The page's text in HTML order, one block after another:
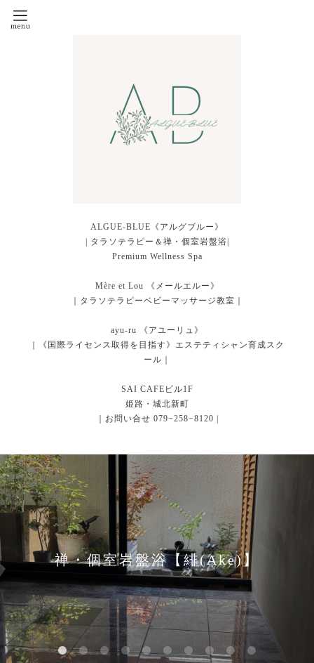
ALGUE-BLUE《アルグブルー》
| タラソテラピー＆禅・個室岩盤浴|
Premium Wellness Spa
Mère et Lou 《メールエルー》
｜タラソテラピーベビーマッサージ教室｜
ayu-ru 《アユーリュ》
｜《国際ライセンス取得を目指す》エステティシャン育成スク
ール｜
SAI CAFEビル1F
姫路・城北新町
｜お問い合せ 079−258−8120 |
禅・個室岩盤浴【緋(Ake)】